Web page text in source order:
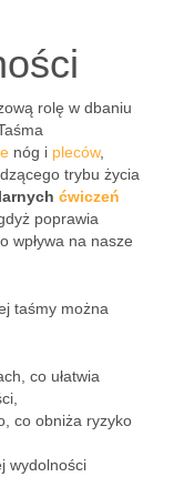
rolę w dbaniu
nóg i pleców,
trybu życia
ćwiczeń
poprawia
wpływa na nasze
taśmy można
co ułatwia
co obniża ryzyko
wydolności